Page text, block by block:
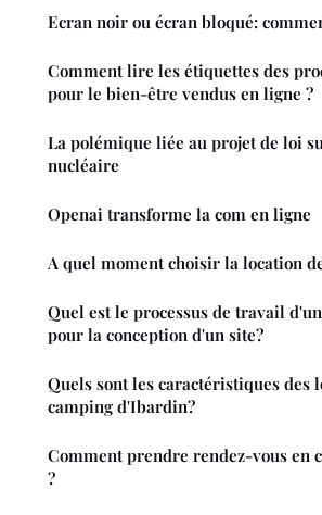
Ecran noir ou écran bloqué:
Comment lire les étiquettes des
pour le bien-être vendus en ligne ?
La polémique liée au projet de loi
nucléaire
Openai transforme la com en ligne
A quel moment choisir la location
Quel est le processus de travail
pour la conception d'un site?
Quels sont les caractéristiques des
camping d'Ibardin?
Comment prendre rendez-vous en
?